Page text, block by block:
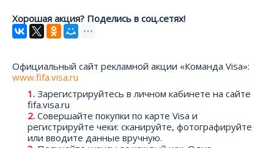
Хорошая акция? Поделись в соц.сетях!
Официальный сайт рекламной акции «Команда Visa»:
www.fifa.visa.ru
Зарегистрируйтесь в личном кабинете на сайте
fifa.visa.ru
Совершайте покупки по карте Visa и
регистрируйте чеки: сканируйте, фотографируйте
или вводите данные вручную.